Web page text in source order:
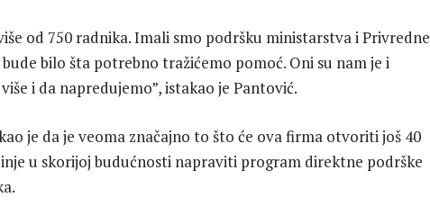
od 750 radnika. Imali smo podršku ministarstva i Privredne
bilo šta potrebno tražićemo pomoć. Oni su nam je i
i da napredujemo”, istakao je Pantović.
je da je veoma značajno to što će ova firma otvoriti još 40
u skorijoj budućnosti napraviti program direktne podrške